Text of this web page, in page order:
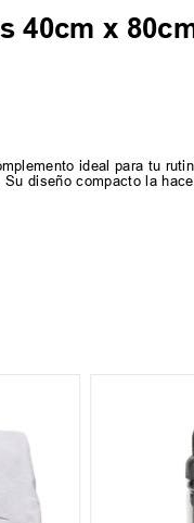
40cm x
ideal para tu
diseño compacto la